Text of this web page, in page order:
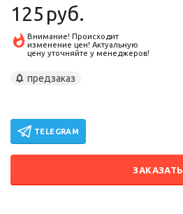
125 руб.
Внимание! Происходит
изменение цен! Актуальную
цену уточняйте у менеджеров!
предзаказ
TELEGRAM
ЗАКАЗАТЬ